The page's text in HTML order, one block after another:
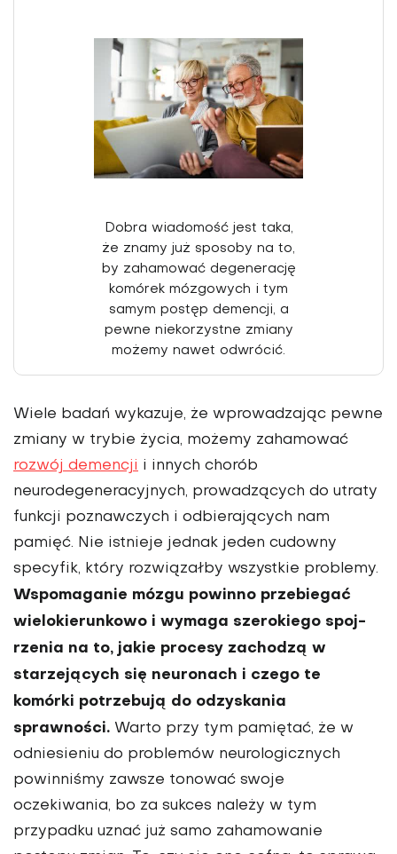
Dobra wiadomość jest taka,
że znamy już sposoby na to,
by zahamować degenerację
komórek mózgowych i tym
samym postęp demencji, a
pewne niekorzystne zmiany
możemy nawet odwrócić.
Wiele badań wykazuje, że wprowadzając pewne
zmiany w trybie życia, możemy zahamować
rozwój demencji i innych chorób
neurodegeneracyjnych, prowadzących do utraty
funkcji poznawczych i odbierających nam
pamięć. Nie istnieje jednak jeden cudowny
specyfik, który rozwią­załby wszystkie problemy.
Wspomaganie mózgu powinno przebiegać
wielokierunkowo i wymaga szerokiego spoj­
rzenia na to, jakie procesy zachodzą w
starzejących się neuronach i czego te
komórki potrzebują do odzyskania
sprawności. Warto przy tym pamiętać, że w
odniesieniu do problemów neurologicznych
powinniśmy zawsze tonować swoje
oczekiwania, bo za sukces należy w tym
przypadku uznać już samo zahamowanie